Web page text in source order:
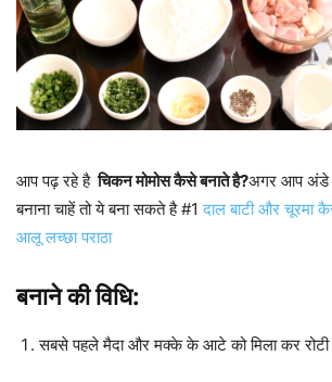
आप पढ़ रहे है चिकन मोमोस कैसे बनाते है?अगर आप अंडे
बनाना चाहें तो ये बना सकते है #1दाल बाटी और चूरमा
आलू लच्छा पराठा
बनाने की विधि:
सबसे पहले मैदा और मक्के के आटे को मिला कर